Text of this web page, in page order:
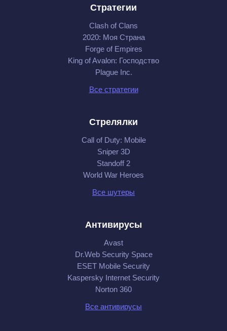
Стратегии
Clash of Clans
2020: Моя Cтрана
Forge of Empires
King of Avalon: Господство
Plague Inc.
Все стратегии
Стрелялки
Call of Duty: Mobile
Sniper 3D
Standoff 2
World War Heroes
Все шутеры
Антивирусы
Avast
Dr.Web Security Space
ESET Mobile Security
Kaspersky Internet Security
Norton 360
Все антивирусы